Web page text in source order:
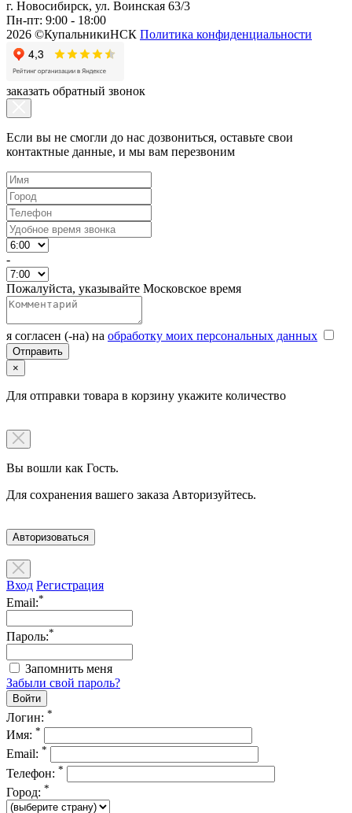
г. Новосибирск, ул. Воинская 63/3
Пн-пт: 9:00 - 18:00
2026 ©КупальникиНСК Политика конфиденциальности
заказать обратный звонок
Если вы не смогли до нас дозвониться, оставьте свои
контактные данные, и мы вам перезвоним
-
Пожалуйста, указывайте Московское время
я согласен (-на) на обработку моих персональных данных
×
Для отправки товара в корзину укажите количество
Вы вошли как Гость.
Для сохранения вашего заказа Авторизуйтесь.
Авторизоваться
Вход Регистрация
Email:*
Пароль:*
Запомнить меня
Забыли свой пароль?
Логин: *
Имя: *
Email: *
Телефон: *
Город: *